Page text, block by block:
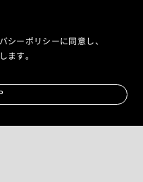
ーポリシーに同意し、
ます。